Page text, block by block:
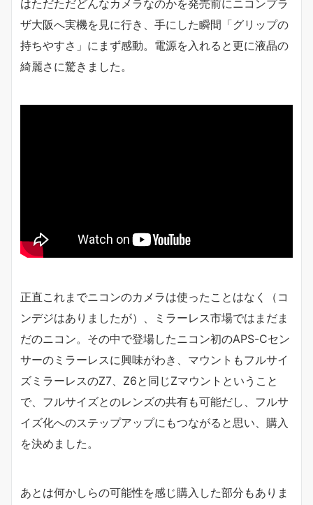
はただただどんなカメラなのかを発売前にニコンプラ
ザ大阪へ実機を見に行き、手にした瞬間「グリップの
持ちやすさ」にまず感動。電源を入れると更に液晶の
綺麗さに驚きました。
正直これまでニコンのカメラは使ったことはなく（コ
ンデジはありましたが）、ミラーレス市場ではまだま
だのニコン。その中で登場したニコン初のAPS-Cセン
サーのミラーレスに興味がわき、マウントもフルサイ
ズミラーレスのZ7、Z6と同じZマウントということ
で、フルサイズとのレンズの共有も可能だし、フルサ
イズ化へのステップアップにもつながると思い、購入
を決めました。
あとは何かしらの可能性を感じ購入した部分もありま